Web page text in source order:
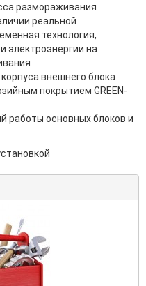
размораживания
реальной
технология,
электроэнергии на
внешнего блока
покрытием GREEN-
работы основных блоков и